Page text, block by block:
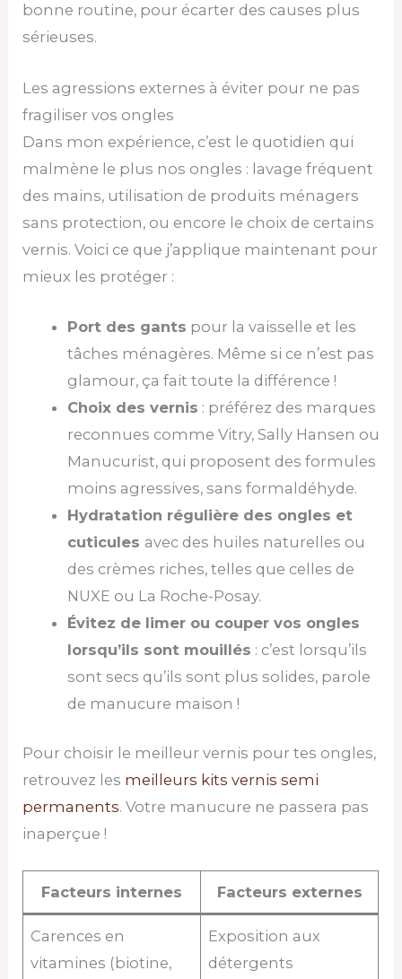
bonne routine, pour écarter des causes plus
sérieuses.
Les agressions externes à éviter pour ne pas
fragiliser vos ongles
Dans mon expérience, c’est le quotidien qui
malmène le plus nos ongles : lavage fréquent
des mains, utilisation de produits ménagers
sans protection, ou encore le choix de certains
vernis. Voici ce que j’applique maintenant pour
mieux les protéger :
Port des gants pour la vaisselle et les
tâches ménagères. Même si ce n’est pas
glamour, ça fait toute la différence !
Choix des vernis : préférez des marques
reconnues comme Vitry, Sally Hansen ou
Manucurist, qui proposent des formules
moins agressives, sans formaldéhyde.
Hydratation régulière des ongles et
cuticules avec des huiles naturelles ou
des crèmes riches, telles que celles de
NUXE ou La Roche-Posay.
Évitez de limer ou couper vos ongles
lorsqu’ils sont mouillés : c’est lorsqu’ils
sont secs qu’ils sont plus solides, parole
de manucure maison !
Pour choisir le meilleur vernis pour tes ongles,
retrouvez les meilleurs kits vernis semi
permanents. Votre manucure ne passera pas
inaperçue !
Facteurs internes Facteurs externes
Carences en
vitamines (biotine,
Exposition aux
détergents